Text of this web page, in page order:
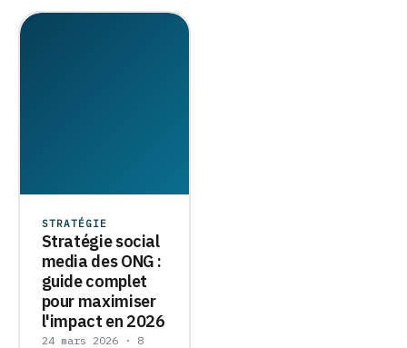
STRATÉGIE
Stratégie social
media des ONG :
guide complet
pour maximiser
l'impact en 2026
24 mars 2026 · 8